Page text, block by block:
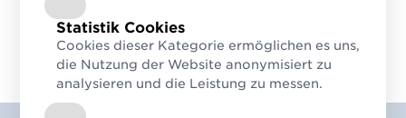
Statistik Cookies
Cookies dieser Kategorie ermöglichen es uns,
die Nutzung der Website anonymisiert zu
analysieren und die Leistung zu messen.